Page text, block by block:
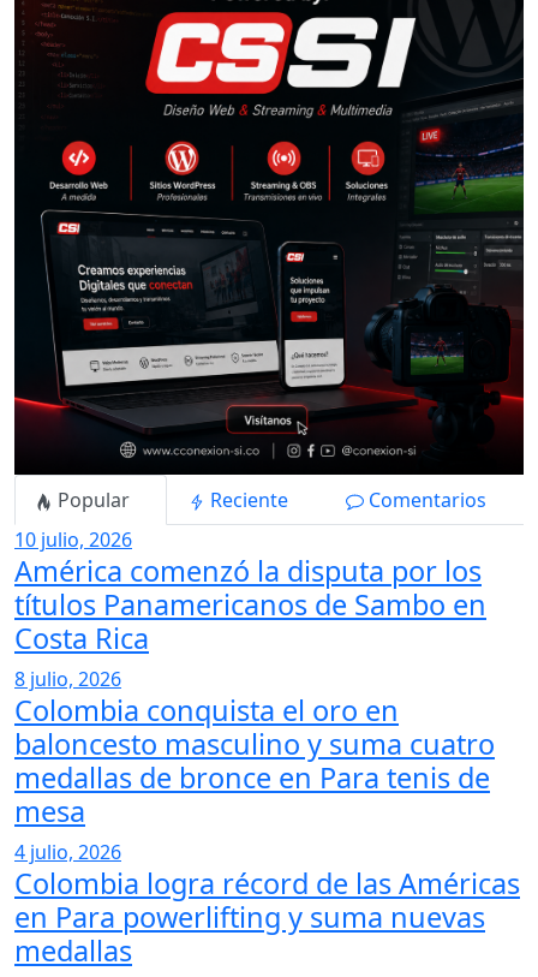
Popular Reciente
Comentarios
10 julio, 2026
América comenzó la disputa por los
títulos Panamericanos de Sambo en
Costa Rica
8 julio, 2026
Colombia conquista el oro en
baloncesto masculino y suma cuatro
medallas de bronce en Para tenis de
mesa
4 julio, 2026
Colombia logra récord de las Américas
en Para powerlifting y suma nuevas
medallas